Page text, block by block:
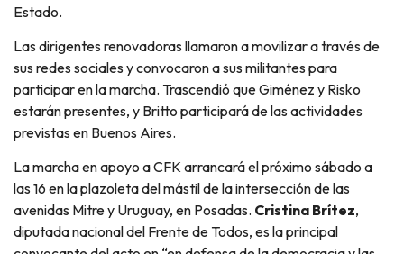
Estado.
Las dirigentes renovadoras llamaron a movilizar a través de
sus redes sociales y convocaron a sus militantes para
participar en la marcha. Trascendió que Giménez y Risko
estarán presentes, y Britto participará de las actividades
previstas en Buenos Aires.
La marcha en apoyo a CFK arrancará el próximo sábado a
las 16 en la plazoleta del mástil de la intersección de las
avenidas Mitre y Uruguay, en Posadas. Cristina Brítez,
diputada nacional del Frente de Todos, es la principal